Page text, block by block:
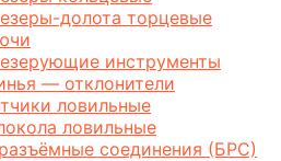
долота торцевые
инструменты
— отклонители
ловильные
ловильные
соединения (БРС)